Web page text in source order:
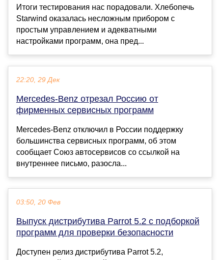
Итоги тестирования нас порадовали. Хлебопечь
Starwind оказалась несложным прибором с
простым управлением и адекватными
настройками программ, она пред...
22:20, 29 Дек
Mercedes-Benz отрезал Россию от
фирменных сервисных программ
Mercedes-Benz отключил в России поддержку
большинства сервисных программ, об этом
сообщает Союз автосервисов со ссылкой на
внутреннее письмо, разосла...
03:50, 20 Фев
Выпуск дистрибутива Parrot 5.2 с подборкой
программ для проверки безопасности
Доступен релиз дистрибутива Parrot 5.2,